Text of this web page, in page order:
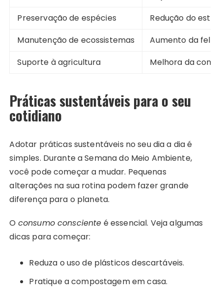
Preservação de espécies
Redução do
Manutenção de ecossistemas
Aumento da
Suporte à agricultura
Melhora da
Práticas sustentáveis para o seu
cotidiano
Adotar práticas sustentáveis no seu dia a dia é
simples. Durante a Semana do Meio Ambiente,
você pode começar a mudar. Pequenas
alterações na sua rotina podem fazer grande
diferença para o planeta.
O consumo consciente é essencial. Veja algumas
dicas para começar:
Reduza o uso de plásticos descartáveis.
Pratique a compostagem em casa.